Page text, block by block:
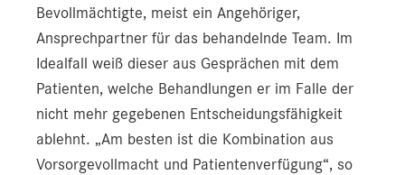
Bevollmächtigte, meist ein Angehöriger,
Ansprechpartner für das behandelnde Team. Im
Idealfall weiß dieser aus Gesprächen mit dem
Patienten, welche Behandlungen er im Falle der
nicht mehr gegebenen Entscheidungsfähigkeit
ablehnt. „Am besten ist die Kombination aus
Vorsorgevollmacht und Patientenverfügung“, so